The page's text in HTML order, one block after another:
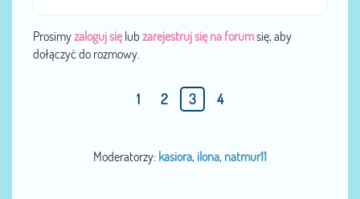
Prosimyzaloguj sięlub zarejestruj się na forumsię, aby
dołączyć do rozmowy.
1 2 3 4
Moderatorzy: kasiora, ilona, natmur11